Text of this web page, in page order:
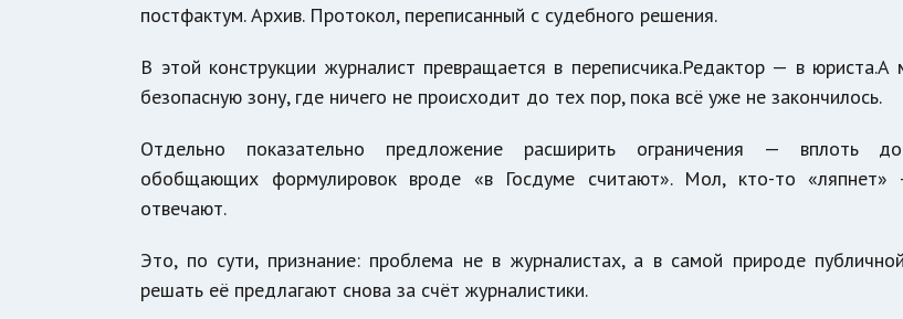
постфактум. Архив. Протокол, переписанный с судебного решения.
В этой конструкции журналист превращается в переписчика.Редактор — в
безопасную зону, где ничего не происходит до тех пор, пока всё уже не закончилось.
Отдельно показательно предложение расширить ограничения — вплоть
обобщающих формулировок вроде «в Госдуме считают». Мол, кто-то
отвечают.
Это, по сути, признание: проблема не в журналистах, а в самой природе
решать её предлагают снова за счёт журналистики.